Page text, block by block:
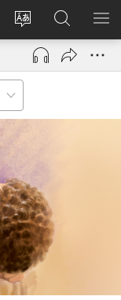
เปลี่ยน
ภาษา
เข้า
(เปิด
ใหม่)
ค้นหา
ใน
JW.ORG
แส